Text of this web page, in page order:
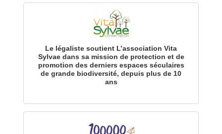
Le légaliste soutient L’association Vita
Sylvae dans sa mission de protection et de
promotion des derniers espaces séculaires
de grande biodiversité, depuis plus de 10
ans